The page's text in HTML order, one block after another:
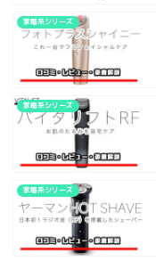
家電系シリーズ
家電系シリーズ
家電系シリーズ